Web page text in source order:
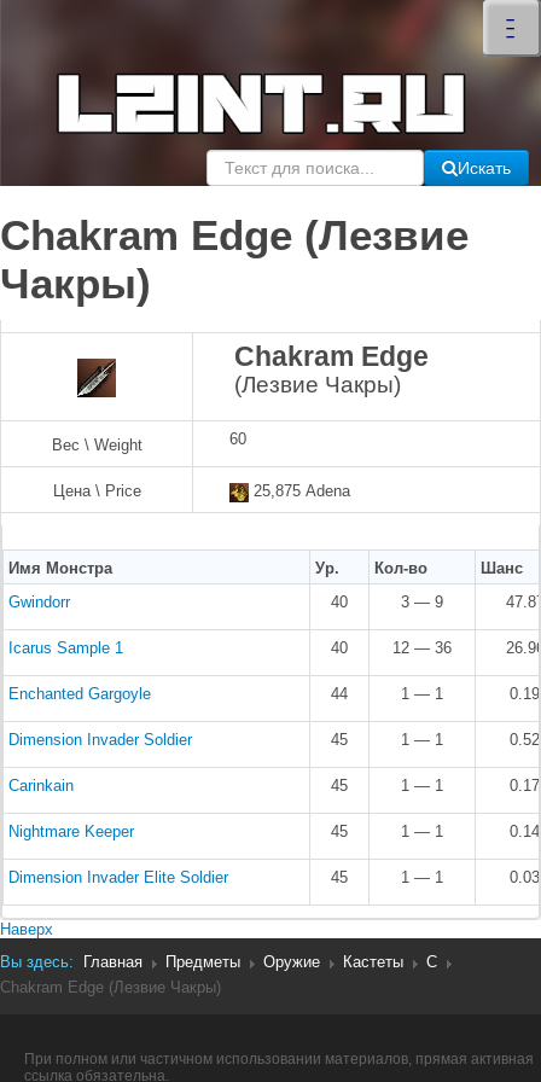
–
–
–
×
Искать
Chakram Edge (Лезвие
Чакры)
Chakram Edge
(Лезвие Чакры)
Вес \ Weight 60
Цена \ Price 25,875 Adena
Имя Монстра Ур. Кол-во
Шанс
Gwindorr
40 3 — 9
Icarus Sample 1 40 12 — 36
Enchanted Gargoyle 44 1 — 1
Dimension Invader Soldier 45 1 — 1
Carinkain 45 1 — 1
Nightmare Keeper 45 1 — 1
Dimension Invader Elite Soldier 45 1 — 1
Наверх
Вы здесь:
Главная Предметы Оружие Кастеты
C
Chakram Edge (Лезвие Чакры)
При полном или частичном использовании материалов, прямая активная
ссылка обязательна.